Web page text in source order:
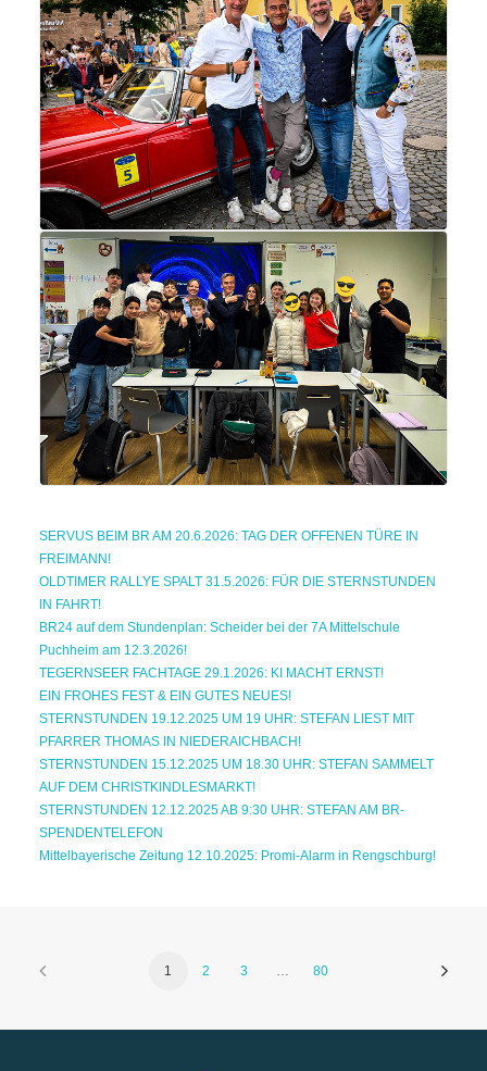
SERVUS BEIM BR AM 20.6.2026: TAG DER OFFENEN TÜRE IN
FREIMANN!
OLDTIMER RALLYE SPALT 31.5.2026: FÜR DIE STERNSTUNDEN
IN FAHRT!
BR24 auf dem Stundenplan: Scheider bei der 7A Mittelschule
Puchheim am 12.3.2026!
TEGERNSEER FACHTAGE 29.1.2026: KI MACHT ERNST!
EIN FROHES FEST & EIN GUTES NEUES!
STERNSTUNDEN 19.12.2025 UM 19 UHR: STEFAN LIEST MIT
PFARRER THOMAS IN NIEDERAICHBACH!
STERNSTUNDEN 15.12.2025 UM 18.30 UHR: STEFAN SAMMELT
AUF DEM CHRISTKINDLESMARKT!
STERNSTUNDEN 12.12.2025 AB 9:30 UHR: STEFAN AM BR-
SPENDENTELEFON
Mittelbayerische Zeitung 12.10.2025: Promi-Alarm in Rengschburg!
1 2 3 80